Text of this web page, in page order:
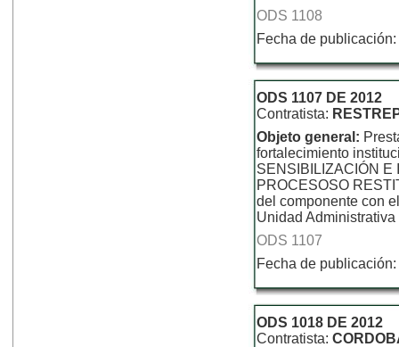
ODS 1108
Fecha de
ODS 1107 DE 2012
Contratista:
Objeto general:
fortalecimiento
SENSIBILIZACIÓN E
PROCESOSO
del componente con
Unidad
ODS 1107
Fecha de
ODS 1018 DE 2012
Contratista: